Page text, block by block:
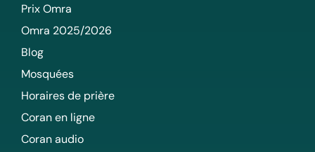
Prix Omra
Omra 2025/2026
Blog
Mosquées
Horaires de prière
Coran en ligne
Coran audio